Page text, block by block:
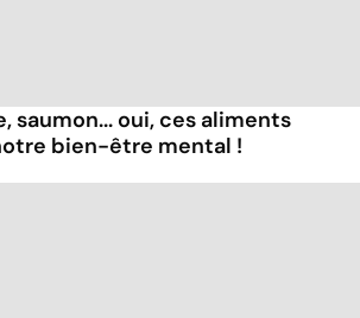
saumon... oui, ces aliments
bien-être mental !